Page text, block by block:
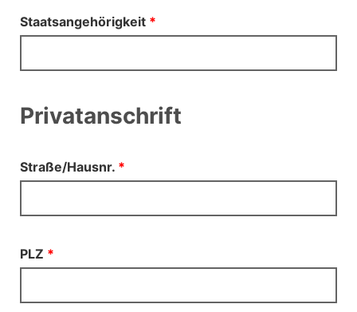
Staatsangehörigkeit *
Privatanschrift
Straße/Hausnr. *
PLZ *